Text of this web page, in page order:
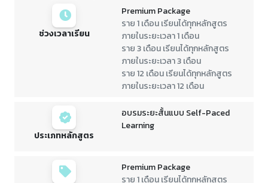
ช่วงเวลาเรียน
Premium Package
ราย 1 เดือน เรียนได้ทุกหลักสูตร
ภายในระยะเวลา 1 เดือน
ราย 3 เดือน เรียนได้ทุกหลักสูตร
ภายในระยะเวลา 3 เดือน
ราย 12 เดือน เรียนได้ทุกหลักสูตร
ภายในระยะเวลา 12 เดือน
ประเภทหลักสูตร
อบรมระยะสั้นแบบ Self-Paced
Learning
Premium Package
ราย 1 เดือน เรียนได้ทุกหลักสูตร